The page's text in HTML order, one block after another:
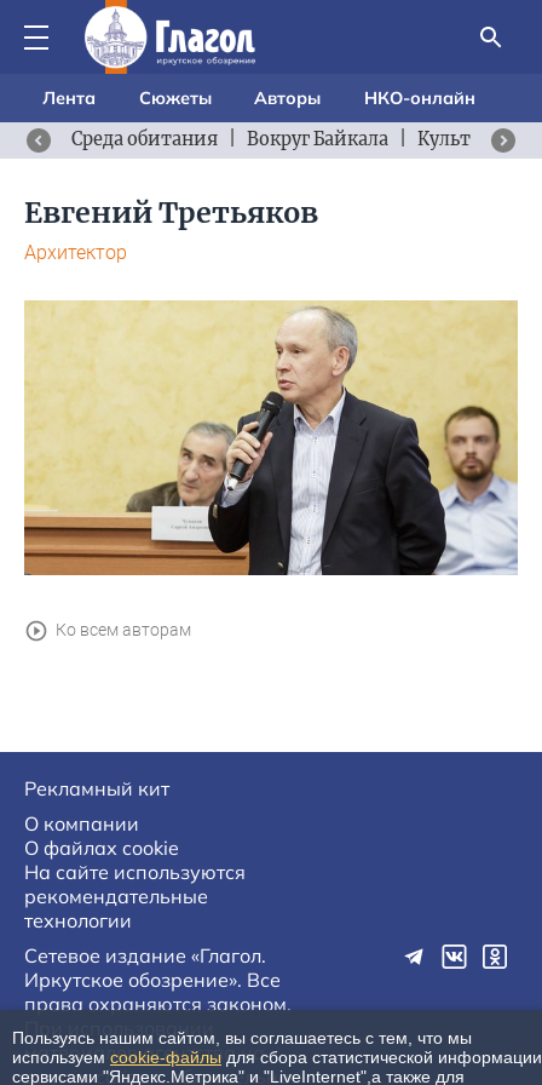
Лента Сюжеты Авторы
НКО-онлайн
Среда обитания
Вокруг Байкала Культурный
Евгений Третьяков
Архитектор
Ко всем авторам
Рекламный кит
О компании
О файлах cookie
На сайте используются
рекомендательные
технологии
Сетевое издание «Глагол.
Иркутское обозрение». Все
права охраняются законом.
При использовании
материалов агентства на
других сайтах, обязательна
Пользуясь нашим сайтом, вы соглашаетесь с тем, что мы
используем cookie-файлы для сбора статистической информации
сервисами "Яндекс.Метрика" и "LiveInternet",а также для